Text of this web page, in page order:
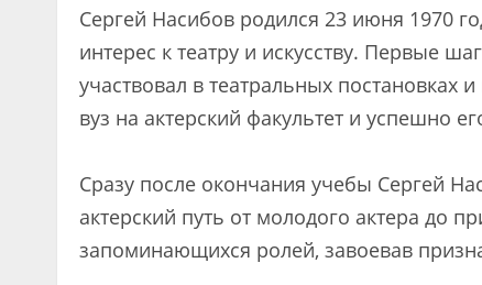
Сергей Насибов родился 23 июня 1970
интерес к театру и искусству. Первые
участвовал в театральных постановках
вуз на актерский факультет и успешно
Сразу после окончания учебы Сергей
актерский путь от молодого актера до
запоминающихся ролей, завоевав